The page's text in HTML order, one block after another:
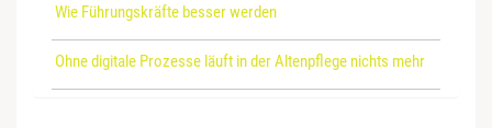
Wie Führungskräfte besser werden
Ohne digitale Prozesse läuft in der Altenpflege nichts mehr